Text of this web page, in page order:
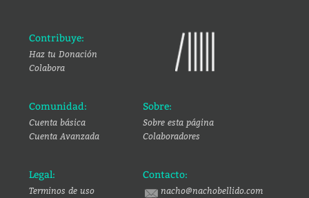
Contribuye:
Haz tu Donación
Colabora
Comunidad:
Cuenta básica
Cuenta Avanzada
Sobre:
Sobre esta página
Colaboradores
Legal:
Terminos de uso
Contacto:
nacho@nachobellido.com